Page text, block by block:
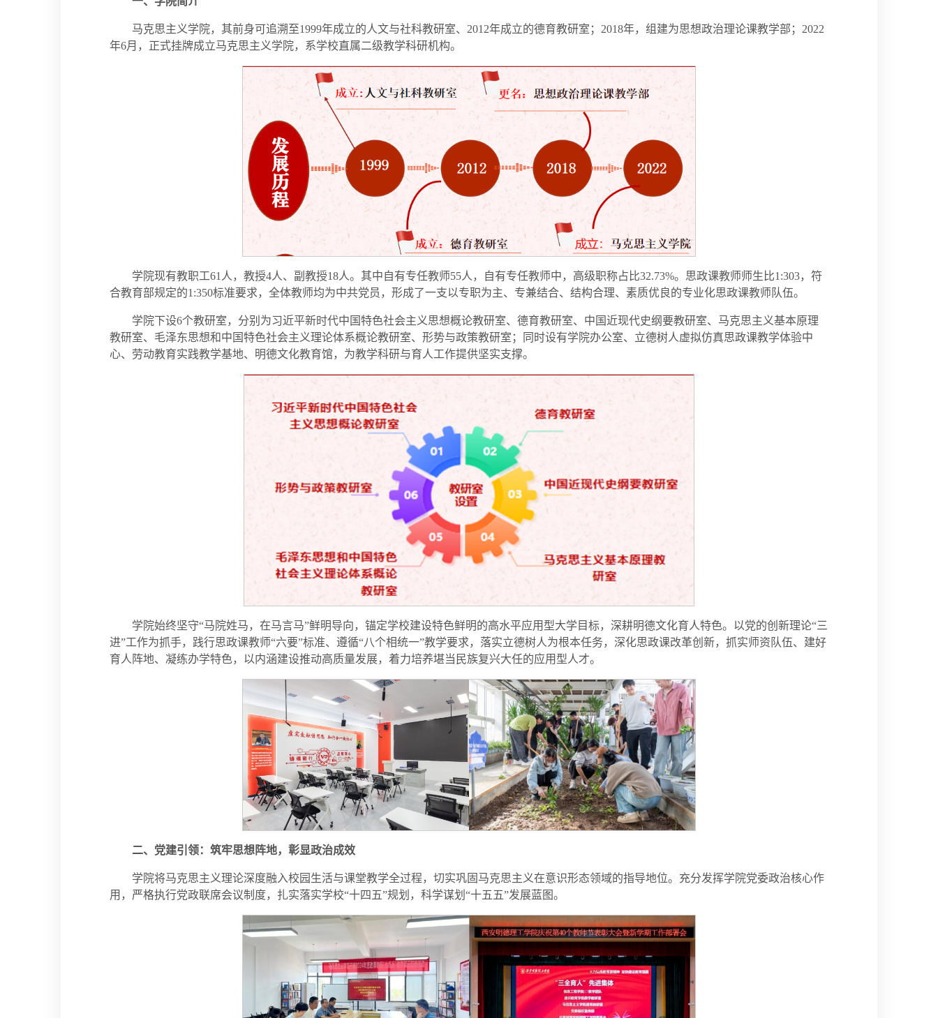
马克思主义学院，其前身可追溯至1999年成立的人文与社科教研室、2012年成立的德育教研室；2018年，组建为思想政治理论课教学部；2022
年6月，正式挂牌成立马克思主义学院，系学校直属二级教学科研机构。
学院现有教职工61人，教授4人、副教授18人。其中自有专任教师55人，自有专任教师中，高级职称占比32.73%。思政课教师师生比1:303，符
合教育部规定的1:350标准要求，全体教师均为中共党员，形成了一支以专职为主、专兼结合、结构合理、素质优良的专业化思政课教师队伍。
学院下设6个教研室，分别为习近平新时代中国特色社会主义思想概论教研室、德育教研室、中国近现代史纲要教研室、马克思主义基本原理
教研室、毛泽东思想和中国特色社会主义理论体系概论教研室、形势与政策教研室；同时设有学院办公室、立德树人虚拟仿真思政课教学体验中
心、劳动教育实践教学基地、明德文化教育馆，为教学科研与育人工作提供坚实支撑。
学院始终坚守“马院姓马，在马言马”鲜明导向，锚定学校建设特色鲜明的高水平应用型大学目标，深耕明德文化育人特色。以党的创新理论“三
进”工作为抓手，践行思政课教师“六要”标准、遵循“八个相统一”教学要求，落实立德树人为根本任务，深化思政课改革创新，抓实师资队伍、建好
育人阵地、凝练办学特色，以内涵建设推动高质量发展，着力培养堪当民族复兴大任的应用型人才。
二、党建引领：筑牢思想阵地，彰显政治成效
学院将马克思主义理论深度融入校园生活与课堂教学全过程，切实巩固马克思主义在意识形态领域的指导地位。充分发挥学院党委政治核心作
用，严格执行党政联席会议制度，扎实落实学校“十四五”规划，科学谋划“十五五”发展蓝图。